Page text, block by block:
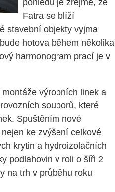
pohledu je zřejmé, že
Fatra se blíží
stavební objekty vyjma
hotova během několika
harmonogram prací je v
výrobních linek a
souborů, které
Spuštěním nové
ke zvýšení celkové
krytin a hydroizolačních
podlahovin v roli o šíři 2
na trh v průběhu roku